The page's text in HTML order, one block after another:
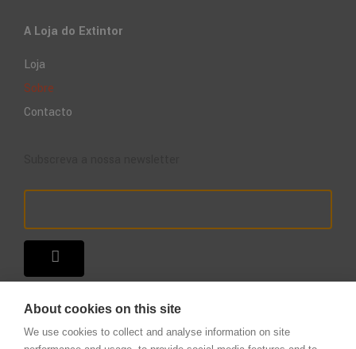
A Loja do Extintor
Loja
Sobre
Contacto
About cookies on this site
We use cookies to collect and analyse information on site